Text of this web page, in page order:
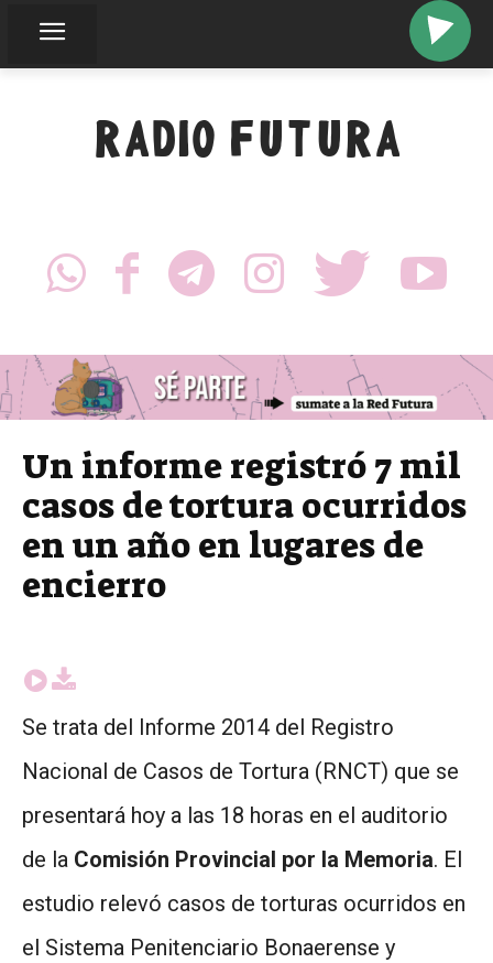
RADIO FUTURA
Un informe registró 7 mil
casos de tortura ocurridos
en un año en lugares de
encierro
Se trata del Informe 2014 del Registro
Nacional de Casos de Tortura (RNCT) que se
presentará hoy a las 18 horas en el auditorio
de la Comisión Provincial por la Memoria. El
estudio relevó casos de torturas ocurridos en
el Sistema Penitenciario Bonaerense y